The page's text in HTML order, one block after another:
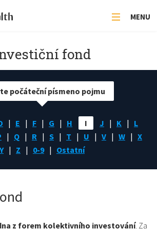
MENU
fond
E F G H I J K
L
Q R S T U V W
X
Y
Z 0-9 Ostatní
počáteční písmeno pojmu
z forem kolektivního investování. Za